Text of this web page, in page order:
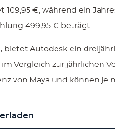
€, während ein
499,95 € beträgt.
bietet Autodesk ein
Vergleich zur jährlichen
von Maya und können je